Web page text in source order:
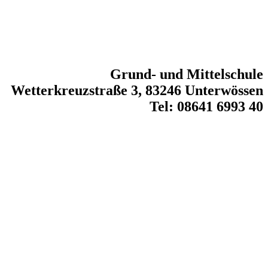
Grund- und Mittelschule
Wetterkreuzstraße 3, 83246 Unterwössen
Tel: 08641 6993 40